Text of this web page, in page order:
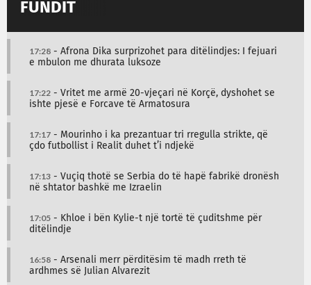
FUNDIT
17:28 - Afrona Dika surprizohet para ditëlindjes: I fejuari
e mbulon me dhurata luksoze
17:22 - Vritet me armë 20-vjeçari në Korçë, dyshohet se
ishte pjesë e Forcave të Armatosura
17:17 - Mourinho i ka prezantuar tri rregulla strikte, që
çdo futbollist i Realit duhet t’i ndjekë
17:13 - Vuçiq thotë se Serbia do të hapë fabrikë dronësh
në shtator bashkë me Izraelin
17:05 - Khloe i bën Kylie-t një tortë të çuditshme për
ditëlindje
16:58 - Arsenali merr përditësim të madh rreth të
ardhmes së Julian Alvarezit